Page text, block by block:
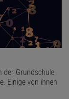
der Grundschule
Einige von ihnen